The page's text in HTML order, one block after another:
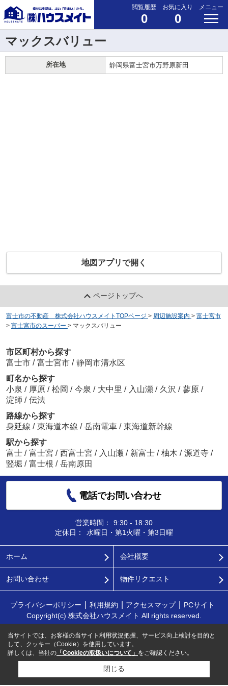
閲覧履歴
0
お気に入り
0
メニュー
マックスバリュー
所在地 静岡県富士宮市万野原新田
地図アプリで開く
ページトップへ
富士市の不動産 株式会社ハウスメイトTOPページ > 周辺施設案内 > 富士宮市
> 富士宮市のスーパー > マックスバリュー
市区町村から探す
富士市 / 富士宮市 / 静岡市清水区
町名から探す
小泉 / 厚原 / 松岡 / 今泉 / 大中里 / 入山瀬 / 久沢 / 蓼原 /
淀師 / 伝法
路線から探す
身延線 / 東海道本線 / 岳南電車 / 東海道新幹線
駅から探す
富士 / 富士宮 / 西富士宮 / 入山瀬 / 新富士 / 柚木 / 源道寺 /
竪堀 / 富士根 / 岳南原田
電話でお問い合わせ
営業時間：
9:30 - 18:30
定休日：
水曜日・第1火曜・第3日曜
ホーム 会社概要
お問い合わせ 物件リクエスト
プライバシーポリシー 利用規約 アクセスマップ
PCサイト
Copyright(c) 株式会社ハウスメイト All rights reserved.
当サイトでは、お客様の当サイト利用状況把握、サービス向上検討を目的と
して、クッキー（Cookie）を使用しています。
詳しくは、当社の 「Cookieの取扱いについて」 をご確認ください。
閉じる